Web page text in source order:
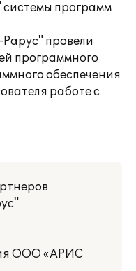
системы программ
провели
программного
обеспечения
работе с
ООО «АРИС